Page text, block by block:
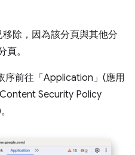
移除，因為該分頁與其他分
頁。
序前往「Application」(應用
Security Policy
。